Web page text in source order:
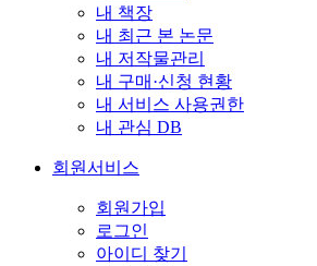
내 책장
내 최근 본 논문
내 저작물관리
내 구매·신청 현황
내 서비스 사용권한
내 관심 DB
회원서비스
회원가입
로그인
아이디 찾기